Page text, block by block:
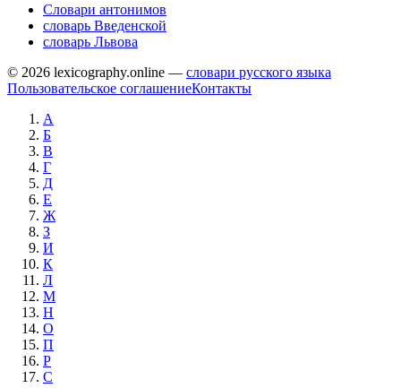
Словари антонимов
словарь Введенской
словарь Львова
© 2026 lexicography.online — словари русского языка
Пользовательское соглашениеКонтакты
А
Б
В
Г
Д
Е
Ж
З
И
К
Л
М
Н
О
П
Р
С